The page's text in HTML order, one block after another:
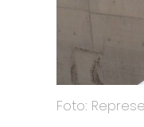
Foto: